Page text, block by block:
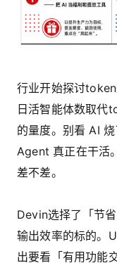
行业开始探讨token
日活智能体数取代
的量度。别看 AI
Agent 真正在干活
差不差。
Devin选择了「节
输出效率的标的。
出要看「有用功能